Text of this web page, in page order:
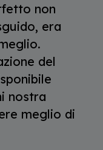
non
era
del
nostra
meglio di